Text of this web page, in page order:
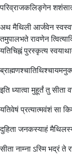
परिव्राजकलिङ्गेन
अथ मैथिली आर्जवेन
तमुपालभते रावणेन
यतिचिह्नं पुरस्कृत्य
इति ध्यात्वा मुहूर्तं तु
यतिवेषं प्रत्यात्मवंशं सा
दुहिता जनकस्याहं
सीता नाम्ना ऽस्मि भद्रं ते